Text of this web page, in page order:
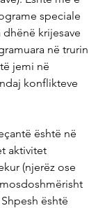
speciale
krijesave
në trurin
jemi në
konflikteve
është në
aktivitet
(njerëz ose
është